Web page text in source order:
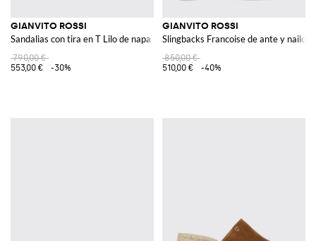
GIANVITO ROSSI
Sandalias con tira en T Lilo de napa laminada y tacón bajo
790,00 €
553,00 €
-30%
GIANVITO ROSSI
Slingbacks Francoise de ante y nailon
850,00 €
510,00 €
-40%